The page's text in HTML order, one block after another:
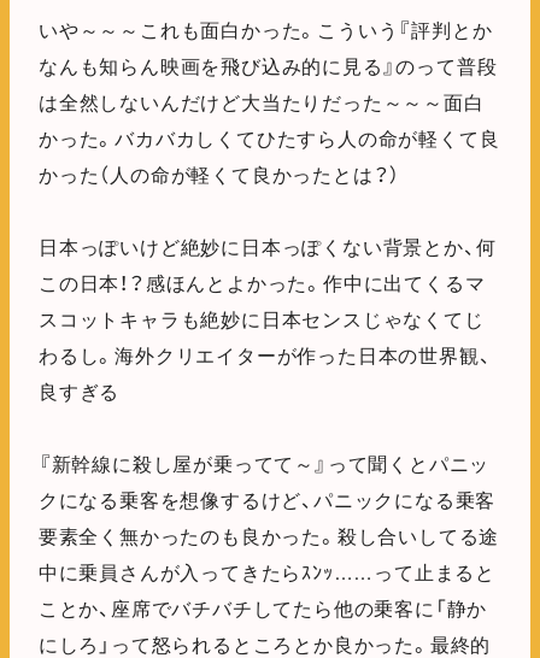
いや～～～これも面白かった。こういう『評判とか
なんも知らん映画を飛び込み的に見る』のって普段
は全然しないんだけど大当たりだった～～～面白
かった。バカバカしくてひたすら人の命が軽くて良
かった（人の命が軽くて良かったとは？）
日本っぽいけど絶妙に日本っぽくない背景とか、何
この日本！？感ほんとよかった。作中に出てくるマ
スコットキャラも絶妙に日本センスじゃなくてじ
わるし。海外クリエイターが作った日本の世界観、
良すぎる
『新幹線に殺し屋が乗ってて～』って聞くとパニッ
クになる乗客を想像するけど、パニックになる乗客
要素全く無かったのも良かった。殺し合いしてる途
中に乗員さんが入ってきたらｽﾝｯ……って止まると
ことか、座席でバチバチしてたら他の乗客に「静か
にしろ」って怒られるところとか良かった。最終的